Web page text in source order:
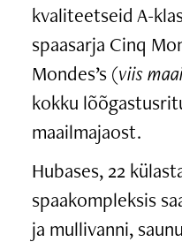
kvaliteetseid A-
spaasarja Cinq
Mondes’s (viis
kokku
maailmajaost.
Hubases, 22
spaakompleksis
ja mullivanni,